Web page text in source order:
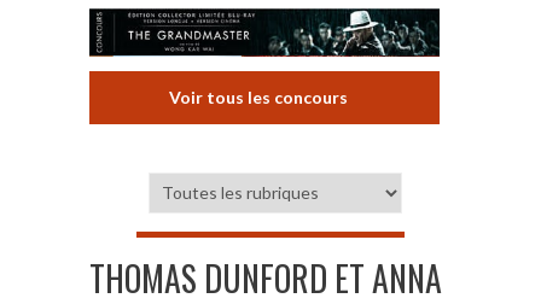
Voir tous les concours
THOMAS DUNFORD ET ANNA